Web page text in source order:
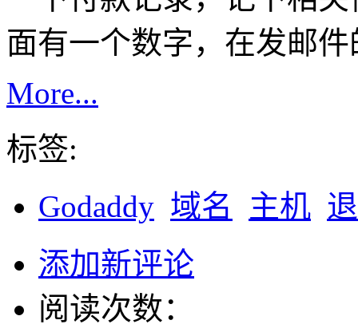
面有一个数字，在发邮
More...
标签:
Godaddy 域名 主机
添加新评论
阅读次数：